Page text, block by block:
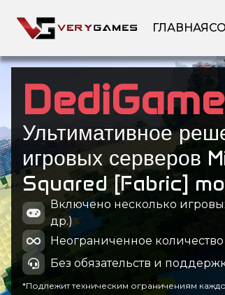
ГЛАВНАЯ
Ультимативное
игровых серверов
Squared [Fabric]
Включено несколько
др.)
Неограниченное количество
Без обязательств и
*Подлежит техническим ограничениям